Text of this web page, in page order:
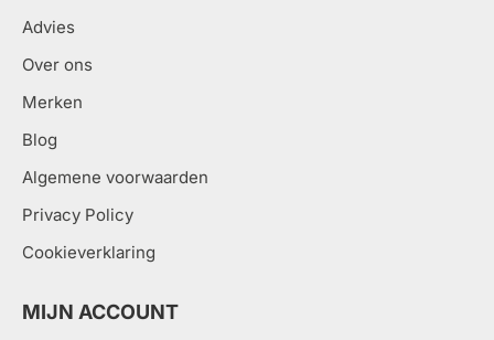
Advies
Over ons
Merken
Blog
Algemene voorwaarden
Privacy Policy
Cookieverklaring
MIJN ACCOUNT